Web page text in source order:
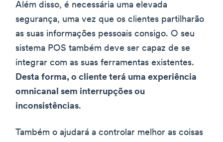
Além disso, é necessária uma elevada
segurança, uma vez que os clientes partilharão
as suas informações pessoais consigo. O seu
sistema POS também deve ser capaz de se
integrar com as suas ferramentas existentes.
Desta forma, o cliente terá uma experiência
omnicanal sem interrupções ou
inconsistências.
Também o ajudará a controlar melhor as coisas